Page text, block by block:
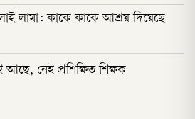
লামা: কাকে কাকে আশ্রয় দিয়েছে
আছে, নেই প্রশিক্ষিত শিক্ষক